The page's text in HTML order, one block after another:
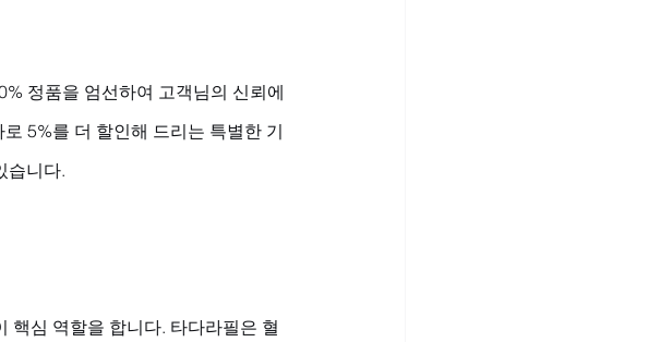
정품을 엄선하여 고객님의 신뢰에
5%를 더 할인해 드리는 특별한 기
습니다.
핵심 역할을 합니다. 타다라필은 혈